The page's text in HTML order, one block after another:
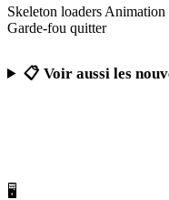
Skeleton loaders Animation
Garde-fou quitter
📋 Voir aussi les
🖥️